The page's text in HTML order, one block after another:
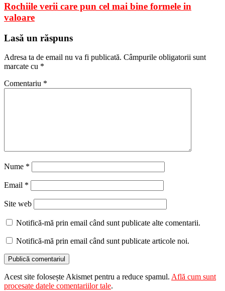
Rochiile verii care pun cel mai bine formele in
valoare
Lasă un răspuns
Adresa ta de email nu va fi publicată. Câmpurile obligatorii sunt
marcate cu *
Comentariu *
Nume *
Email *
Site web
Notifică-mă prin email când sunt publicate alte comentarii.
Notifică-mă prin email când sunt publicate articole noi.
Acest site folosește Akismet pentru a reduce spamul. Află cum sunt
procesate datele comentariilor tale.